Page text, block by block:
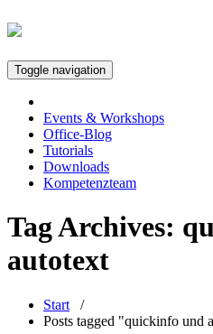
Toggle navigation
Events & Workshops
Office-Blog
Tutorials
Downloads
Kompetenzteam
Tag Archives:
autotext
Start /
Posts tagged "quickinfo und